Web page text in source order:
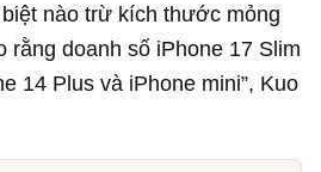
nào trừ kích thước mỏng
rằng doanh số iPhone 17 Slim
14 Plus và iPhone mini”, Kuo